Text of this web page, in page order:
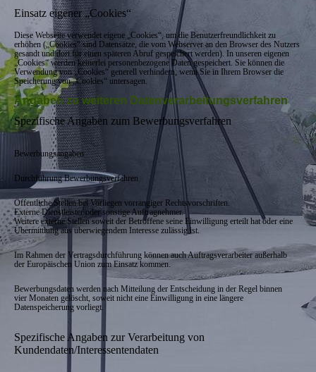
Einsatz eigener „Cookies“
Diese Webseite verwendet eigene „Cookies“, um die Benutzerfreundlichkeit zu
erhöhen („Cookies“ sind Datensätze, die vom Webserver an den Browser des Nutzers
gesandt und dort für einen späteren Abruf gespeichert werden). In unseren eigenen
„Cookies“ werden keinerlei personenbezogene Daten gespeichert. Sie können die
Verwendung von „Cookies“ generell verhindern, wenn Sie in Ihrem Browser die
Speicherung von „Cookies“ untersagen.
Angaben zu weiteren Datenverarbeitungsverfahren
Spezifische Angaben zum Bewerbungsverfahren
Bewerbungsangaben
Durchführung Bewerbungsverfahren
Öffentliche Stellen bei Vorliegen vorrangiger Rechtsvorschriften.
Externe Dienstleister oder sonstige Auftragnehmer.
Weitere externe Stellen soweit der Betroffene seine Einwilligung erteilt hat oder eine
Übermittlung aus überwiegendem Interesse zulässig ist.
Im Rahmen der Vertragsdurchführung können auch Auftragsverarbeiter außerhalb
der Europäischen Union zum Einsatz kommen.
Bewerbungsdaten werden nach Mitteilung der Entscheidung in der Regel binnen
vier Monaten gelöscht, soweit nicht eine Einwilligung in eine längere
Datenspeicherung vorliegt.
Spezifische Angaben zur Verarbeitung von
Kundendaten/Interessentendaten